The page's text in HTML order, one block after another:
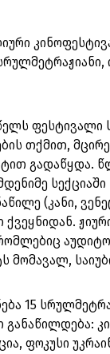
ფესტივალი
თქმით, მცირე
(კანი,
მომავალ,
15
ფოკუსი